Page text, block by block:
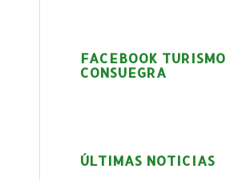
FACEBOOK TURISMO
CONSUEGRA
ÚLTIMAS NOTICIAS